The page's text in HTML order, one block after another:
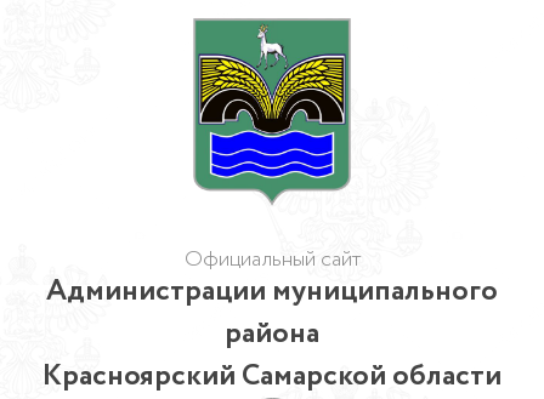
Официальный сайт
Администрации муниципального
района
Красноярский Самарской области